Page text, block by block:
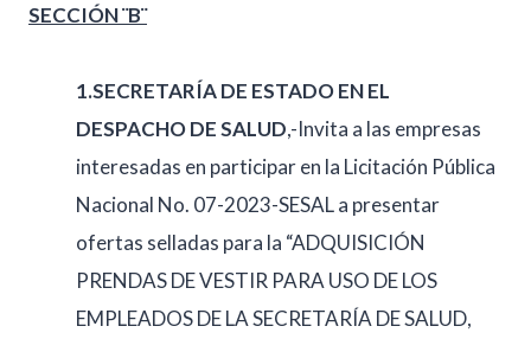
SECCIÓN ¨B¨
1.SECRETARÍA DE ESTADO EN EL
DESPACHO DE SALUD,-Invita a las empresas
interesadas en participar en la Licitación Pública
Nacional No. 07-2023-SESAL a presentar
ofertas selladas para la “ADQUISICIÓN
PRENDAS DE VESTIR PARA USO DE LOS
EMPLEADOS DE LA SECRETARÍA DE SALUD,